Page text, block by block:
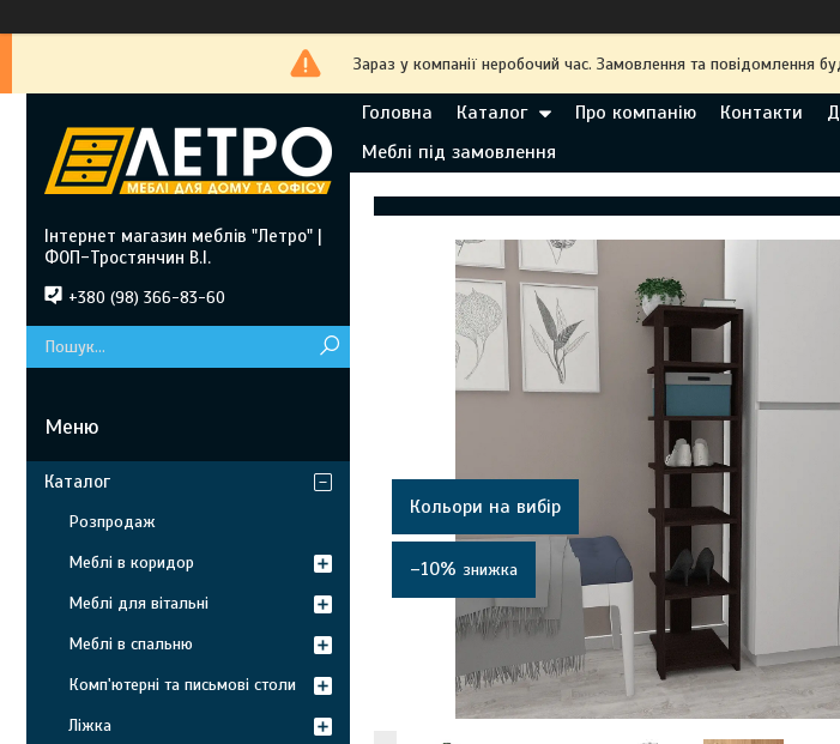
Зараз у компанії неробочий час. Замовлення та повідомлення
Головна Каталог Про компанію Контакти
Меблі під замовлення
Кольори на вибір
–10%
Інтернет магазин меблів "Летро" |
ФОП-Тростянчин В.І.
+380 (98) 366-83-60
Каталог
Розпродаж
Меблі в коридор
Меблі для вітальні
Меблі в спальню
Комп'ютерні та письмові столи
Ліжка